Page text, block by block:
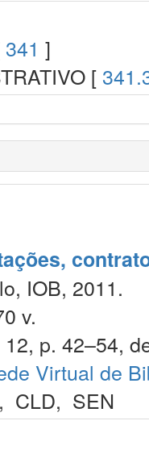
341 ]
[
IOB, 2011.
v.
p. 42–54,
Virtual de
, CLD, SEN